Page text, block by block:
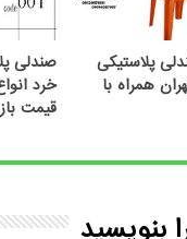
پلاستیکی
همراه با
صندلی
خرد
قیمت
بنویسید